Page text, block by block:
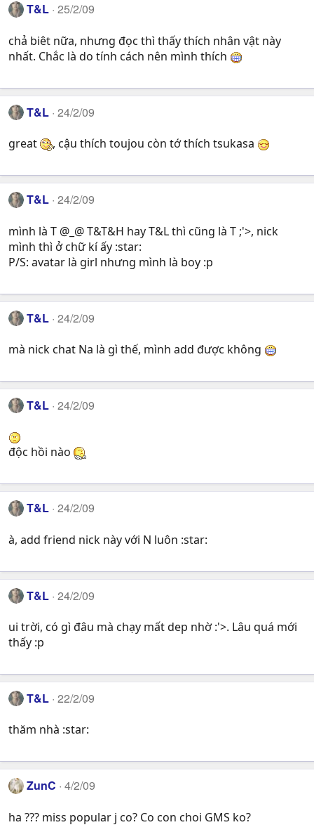
T&L 25/2/09
chả biêt nữa, nhưng đọc thì thấy thích nhân vật này
nhất. Chắc là do tính cách nên mình thích
T&L 24/2/09
great , cậu thích toujou còn tớ thích tsukasa
T&L 24/2/09
mình là T @_@ T&T&H hay T&L thì cũng là T ;'>, nick
mình thì ở chữ kí ấy :star:
P/S: avatar là girl nhưng mình là boy :p
T&L 24/2/09
mà nick chat Na là gì thế, mình add được không
T&L 24/2/09
độc hồi nào
T&L 24/2/09
à, add friend nick này với N luôn :star:
T&L 24/2/09
ui trời, có gì đâu mà chạy mất dep nhờ :'>. Lâu quá mới
thấy :p
T&L 22/2/09
thăm nhà :star:
ZunC 4/2/09
ha ??? miss popular j co? Co con choi GMS ko?